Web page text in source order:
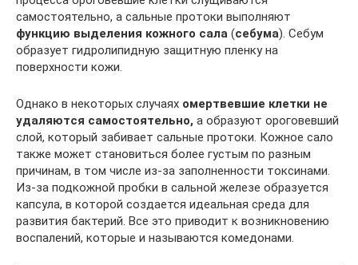
самостоятельно, а сальные протоки выполняют
функцию выделения кожного сала (себума). Себум
образует гидролипидную защитную пленку на
поверхности кожи.
Однако в некоторых случаях омертвевшие клетки не
удаляются самостоятельно, а образуют ороговевший
слой, который забивает сальные протоки. Кожное сало
также может становиться более густым по разным
причинам, в том числе из-за заполненности токсинами.
Из-за подкожной пробки в сальной железе образуется
капсула, в которой создается идеальная среда для
развития бактерий. Все это приводит к возникновению
воспалений, которые и называются комедонами.